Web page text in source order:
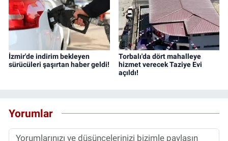
İzmir'de indirim bekleyen
sürücüleri şaşırtan haber geldi!
Torbalı'da dört mahalleye
hizmet verecek Taziye Evi
açıldı!
Yorumlar